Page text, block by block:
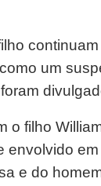
um
o filho
envolvido
e do